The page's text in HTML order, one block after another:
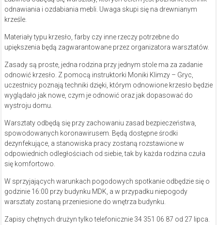
odnawiania i ozdabiania mebli. Uwaga skupi się na drewnianym
krześle.
Materiały typu krzesło, farby czy inne rzeczy potrzebne do
upiększenia będą zagwarantowane przez organizatora warsztatów.
Zasady są proste, jedna rodzina przy jednym stole ma za zadanie
odnowić krzesło. Z pomocą instruktorki Moniki Klimzy – Gryc,
uczestnicy poznają techniki dzięki, którym odnowione krzesło będzie
wyglądało jak nowe, czym je odnowić oraz jak dopasować do
wystroju domu.
Warsztaty odbędą się przy zachowaniu zasad bezpieczeństwa,
spowodowanych koronawirusem. Będą dostępne środki
dezynfekujące, a stanowiska pracy zostaną rozstawione w
odpowiednich odległościach od siebie, tak by każda rodzina czuła
się komfortowo.
W sprzyjających warunkach pogodowych spotkanie odbędzie się o
godzinie 16:00 przy budynku MDK, a w przypadku niepogody
warsztaty zostaną przeniesione do wnętrza budynku.
Zapisy chętnych drużyn tylko telefonicznie 34 351 06 87 od 27 lipca.